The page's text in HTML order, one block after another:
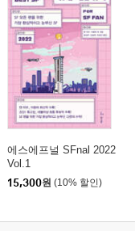
에스에프널 SFnal 2022
Vol.1
15,300원 (10% 할인)